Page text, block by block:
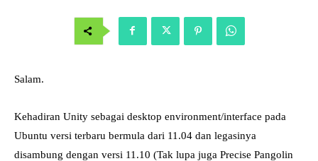
Salam.
Kehadiran Unity sebagai desktop environment/interface pada
Ubuntu versi terbaru bermula dari 11.04 dan legasinya
disambung dengan versi 11.10 (Tak lupa juga Precise Pangolin